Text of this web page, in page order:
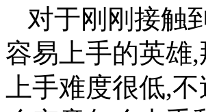
对于刚刚接触
容易上手的英雄
上手难度很低,